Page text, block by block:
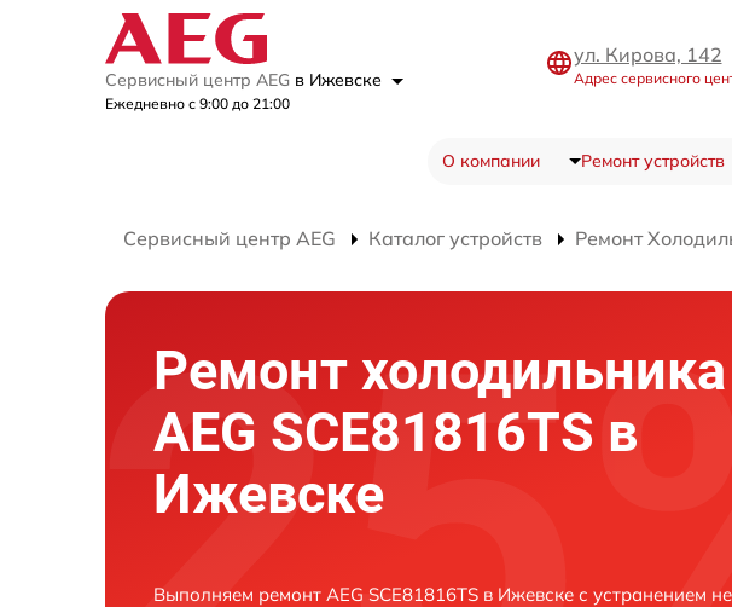
Сервисный центр AEG в Ижевске
Ежедневно с 9:00 до 21:00
ул. Кирова, 142
Адрес сервисного
О компании Ремонт устройств
Сервисный центр AEG Каталог устройств Ремонт
Ремонт холодильника
AEG SCE81816TS в
Ижевске
Выполняем ремонт AEG SCE81816TS в Ижевске с устранением